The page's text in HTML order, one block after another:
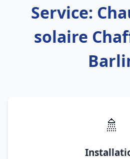
Service:
solaire
🚿